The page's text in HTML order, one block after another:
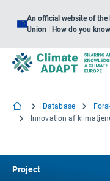
An official website of the
Union | How do you
Database
Project